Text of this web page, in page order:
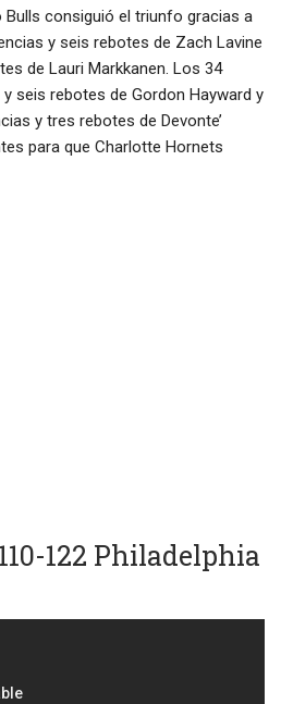
Bulls consiguió el triunfo gracias a
y seis rebotes de Zach Lavine
de Lauri Markkanen. Los 34
seis rebotes de Gordon Hayward y
y tres rebotes de Devonte’
para que Charlotte Hornets
122 Philadelphia